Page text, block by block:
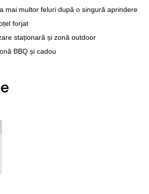
mai multor feluri după o singură aprindere
forjat
staționară și zonă outdoor
BBQ și cadou